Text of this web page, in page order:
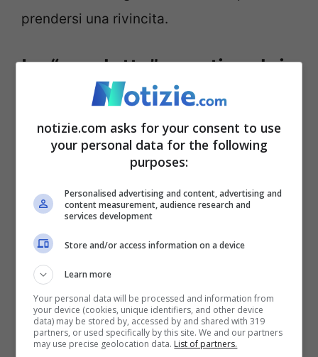
prendersi una rivincita.
La “vendetta” sportiva dei
tifosi del Milan
La festa del Milan con i suoi tifosi per la vittoria del
19esimo Scudetto (Ansa)
notizie.com asks for your consent to use
your personal data for the following
purposes:
Personalised advertising and content, advertising and
content measurement, audience research and
services development
Store and/or access information on a device
Learn more
Your personal data will be processed and information from
your device (cookies, unique identifiers, and other device
data) may be stored by, accessed by and shared with 319
partners, or used specifically by this site. We and our partners
may use precise geolocation data. List of partners.